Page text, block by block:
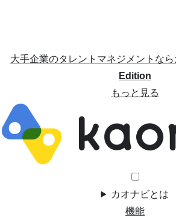
大手企業のタレントマネジメントなら
Edition
もっと見る
カオナビとは
機能